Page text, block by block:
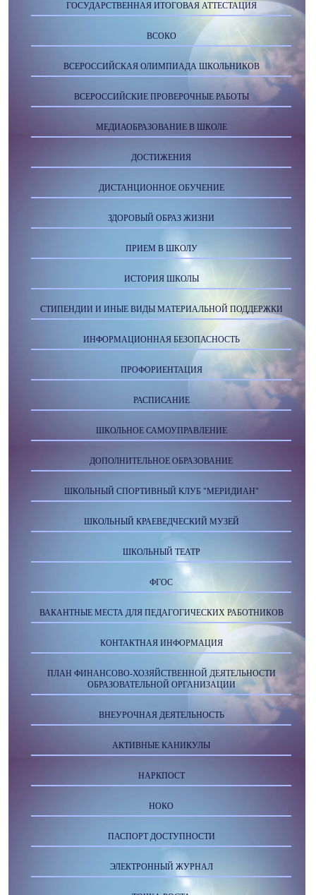
ГОСУДАРСТВЕННАЯ ИТОГОВАЯ АТТЕСТАЦИЯ
ВСОКО
ВСЕРОССИЙСКАЯ ОЛИМПИАДА ШКОЛЬНИКОВ
ВСЕРОССИЙСКИЕ ПРОВЕРОЧНЫЕ РАБОТЫ
МЕДИАОБРАЗОВАНИЕ В ШКОЛЕ
ДОСТИЖЕНИЯ
ДИСТАНЦИОННОЕ ОБУЧЕНИЕ
ЗДОРОВЫЙ ОБРАЗ ЖИЗНИ
ПРИЕМ В ШКОЛУ
ИСТОРИЯ ШКОЛЫ
СТИПЕНДИИ И ИНЫЕ ВИДЫ МАТЕРИАЛЬНОЙ ПОДДЕРЖКИ
ИНФОРМАЦИОННАЯ БЕЗОПАСНОСТЬ
ПРОФОРИЕНТАЦИЯ
РАСПИСАНИЕ
ШКОЛЬНОЕ САМОУПРАВЛЕНИЕ
ДОПОЛНИТЕЛЬНОЕ ОБРАЗОВАНИЕ
ШКОЛЬНЫЙ СПОРТИВНЫЙ КЛУБ "МЕРИДИАН"
ШКОЛЬНЫЙ КРАЕВЕДЧЕСКИЙ МУЗЕЙ
ШКОЛЬНЫЙ ТЕАТР
ФГОС
ВАКАНТНЫЕ МЕСТА ДЛЯ ПЕДАГОГИЧЕСКИХ РАБОТНИКОВ
КОНТАКТНАЯ ИНФОРМАЦИЯ
ПЛАН ФИНАНСОВО-ХОЗЯЙСТВЕННОЙ ДЕЯТЕЛЬНОСТИ
ОБРАЗОВАТЕЛЬНОЙ ОРГАНИЗАЦИИ
ВНЕУРОЧНАЯ ДЕЯТЕЛЬНОСТЬ
АКТИВНЫЕ КАНИКУЛЫ
НАРКПОСТ
НОКО
ПАСПОРТ ДОСТУПНОСТИ
ЭЛЕКТРОННЫЙ ЖУРНАЛ